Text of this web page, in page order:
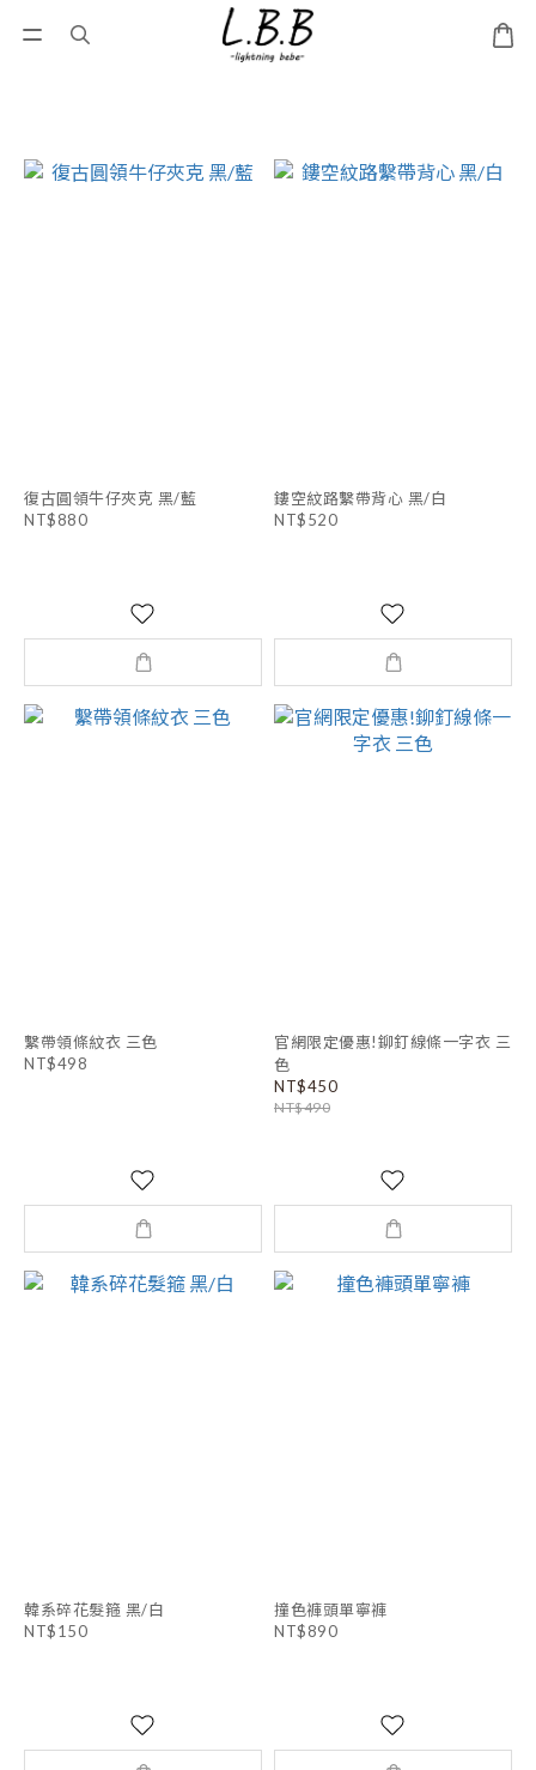
復古圓領牛仔夾克 黑/藍
NT$880
鏤空紋路繫帶背心 黑/白
NT$520
繫帶領條紋衣 三色
NT$498
官網限定優惠!鉚釘線條一字衣 三
色
NT$450
NT$490
韓系碎花髮箍 黑/白
NT$150
撞色褲頭單寧褲
NT$890